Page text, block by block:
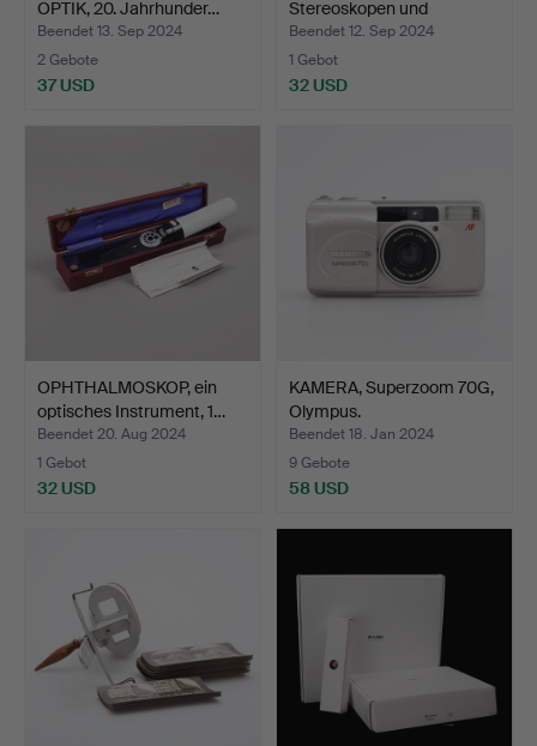
OPTIK, 20. Jahrhunder…
Beendet 13. Sep 2024
2 Gebote
37 USD
Stereoskopen und
Viewmas…
Beendet 12. Sep 2024
1 Gebot
32 USD
OPHTHALMOSKOP, ein
optisches Instrument, 1…
Beendet 20. Aug 2024
1 Gebot
32 USD
KAMERA, Superzoom 70G,
Olympus.
Beendet 18. Jan 2024
9 Gebote
58 USD